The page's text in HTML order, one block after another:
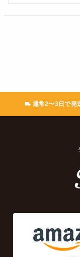
通常2〜3日で発